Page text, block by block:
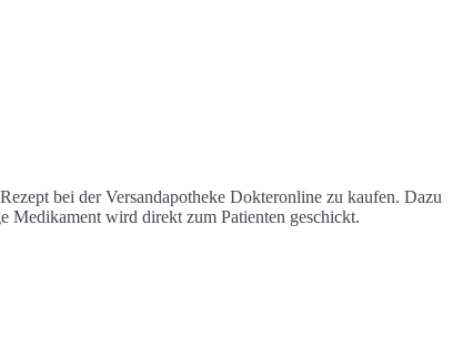
bei der Versandapotheke Dokteronline zu kaufen. Dazu
Medikament wird direkt zum Patienten geschickt.